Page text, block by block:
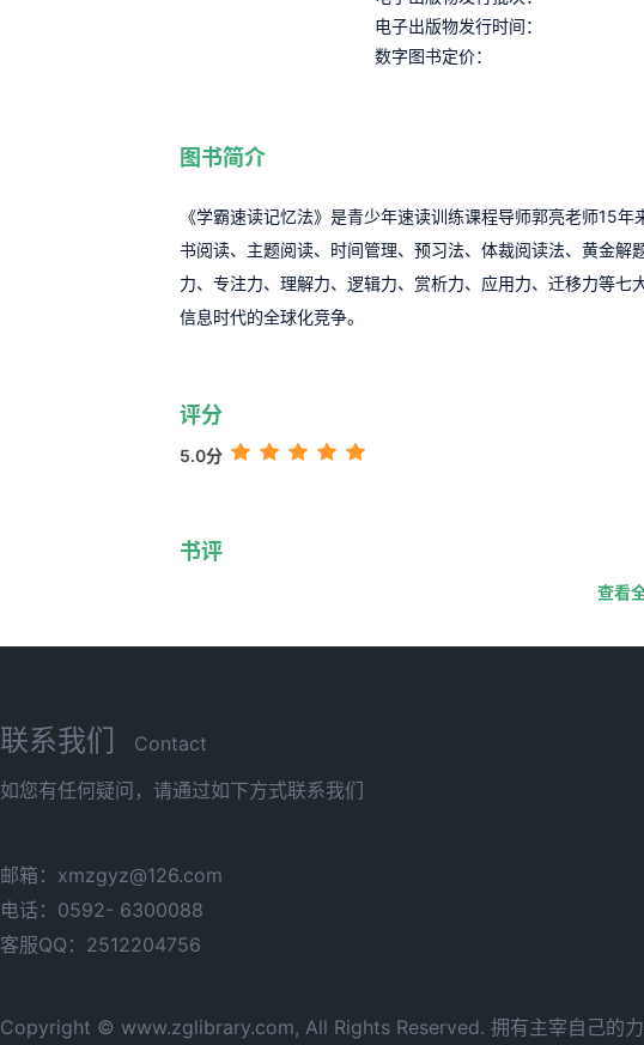
电子出版物发行时间：
数字图书定价：
图书简介
《学霸速读记忆法》是青少年速读训练课程导师郭亮老师15
书阅读、主题阅读、时间管理、预习法、体裁阅读法、黄金
力、专注力、理解力、逻辑力、赏析力、应用力、迁移力等
信息时代的全球化竞争。
评分
5.0分
书评
查看
联系我们
Contact
如您有任何疑问，请通过如下方式联系我们
邮箱：xmzgyz@126.com
电话：0592- 6300088
客服QQ：2512204756
Copyright © www.zglibrary.com, All Rights Reserved. 拥有主宰自己的